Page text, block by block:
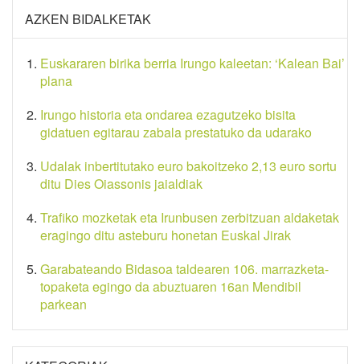
AZKEN BIDALKETAK
Euskararen birika berria Irungo kaleetan: ‘Kalean Bai’
plana
Irungo historia eta ondarea ezagutzeko bisita
gidatuen egitarau zabala prestatuko da udarako
Udalak inbertitutako euro bakoitzeko 2,13 euro sortu
ditu Dies Oiassonis jaialdiak
Trafiko mozketak eta Irunbusen zerbitzuan aldaketak
eragingo ditu asteburu honetan Euskal Jirak
Garabateando Bidasoa taldearen 106. marrazketa-
topaketa egingo da abuztuaren 16an Mendibil
parkean